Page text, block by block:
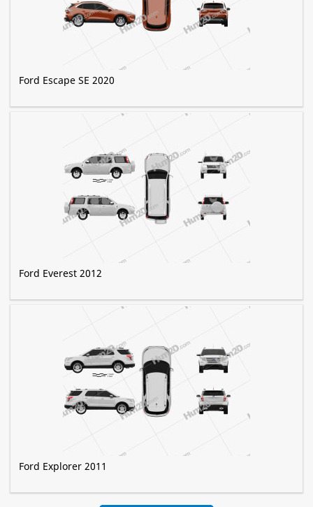
Ford Escape SE 2020
Ford Everest 2012
Ford Explorer 2011